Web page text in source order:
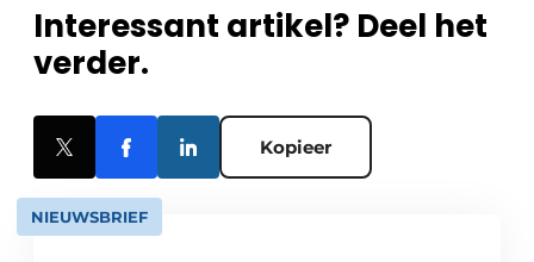
Interessant artikel? Deel het
verder.
Kopieer
NIEUWSBRIEF